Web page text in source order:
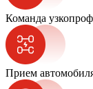
Команда
Прием